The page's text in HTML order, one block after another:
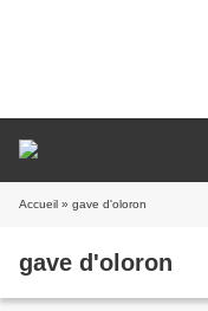
Accueil » gave d'oloron
gave d'oloron